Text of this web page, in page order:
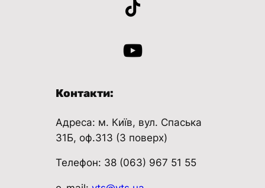
Контакти:
Адреса: м. Київ, вул. Спаська
31Б, оф.313 (3 поверх)
Телефон: 38 (063) 967 51 55